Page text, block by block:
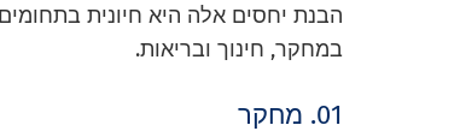
הבנת יחסים אלה היא חיונית
במחקר, חינוך ובריאות.
01. מחקר